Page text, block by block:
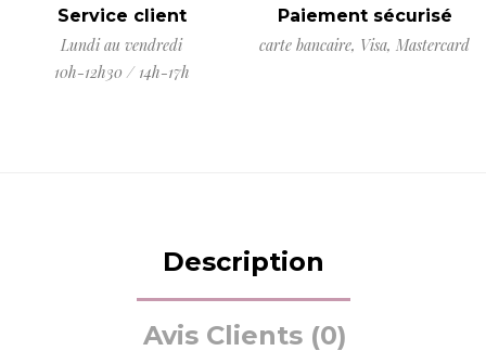
Service client
Lundi au vendredi
10h-12h30 / 14h-17h
Paiement sécurisé
carte bancaire, Visa, Mastercard
Description
Avis Clients (0)